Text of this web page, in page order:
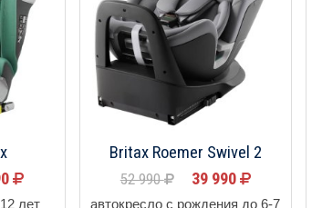
лет
Britax Roemer Swivel 2
52 990 39 990
автокресло с рождения до 6-7